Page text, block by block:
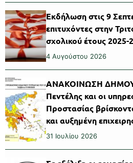
Εκδήλωση στις 9
επιτυχόντες στην
σχολικού έτους 2025-
4 Αυγούστου 2026
ΑΝΑΚΟΙΝΩΣΗ
Πεντέλης και οι
Προστασίας
και αυξημένη
31 Ιουλίου 2026